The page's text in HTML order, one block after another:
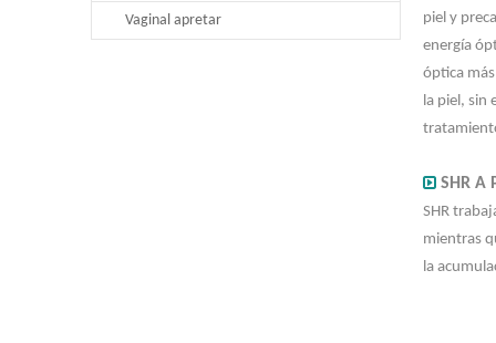
Vaginal apretar
piel y
energía
óptica
la piel, sin
 SHR A
SHR
mientras
la